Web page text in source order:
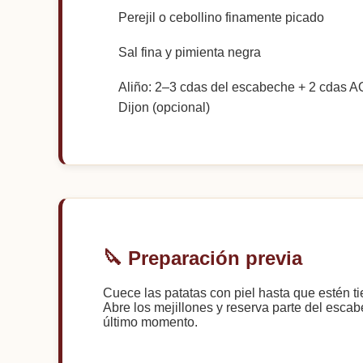
Perejil o cebollino finamente picado
Sal fina y pimienta negra
Aliño: 2–3 cdas del escabeche + 2 cdas
Dijon (opcional)
🔪 Preparación previa
Cuece las patatas con piel hasta que estén
Abre los mejillones y reserva parte del
último momento.